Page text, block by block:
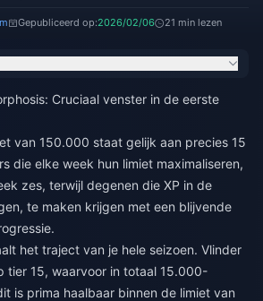
Gepubliceerd op:2026/02/06 21 min lezen
Cruciaal venster in de eerste
van 150.000 staat gelijk aan precies 15
die elke week hun limiet maximaliseren,
zes, terwijl degenen die XP in de
te maken krijgen met een blijvende
het traject van je hele seizoen. Vlinder
tier 15, waarvoor in totaal 15.000-
is prima haalbaar binnen de limiet van